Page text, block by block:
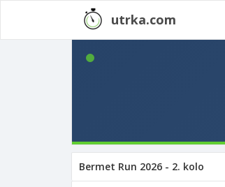
utrka.com
Bermet Run 2026 - 2. kolo